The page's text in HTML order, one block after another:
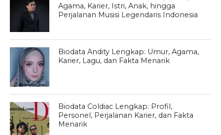
Agama, Karier, Istri, Anak, hingga
Perjalanan Musisi Legendaris Indonesia
Biodata Andity Lengkap: Umur, Agama,
Karier, Lagu, dan Fakta Menarik
Biodata Coldiac Lengkap: Profil,
Personel, Perjalanan Karier, dan Fakta
Menarik